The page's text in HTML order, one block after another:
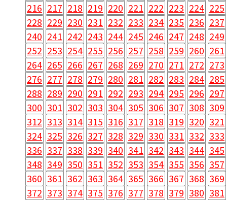
216 217 218 219 220 221 222 223 224 225
228 229 230 231 232 233 234 235 236 237
240 241 242 243 244 245 246 247 248 249
252 253 254 255 256 257 258 259 260 261
264 265 266 267 268 269 270 271 272 273
276 277 278 279 280 281 282 283 284 285
288 289 290 291 292 293 294 295 296 297
300 301 302 303 304 305 306 307 308 309
312 313 314 315 316 317 318 319 320 321
324 325 326 327 328 329 330 331 332 333
336 337 338 339 340 341 342 343 344 345
348 349 350 351 352 353 354 355 356 357
360 361 362 363 364 365 366 367 368 369
372 373 374 375 376 377 378 379 380 381